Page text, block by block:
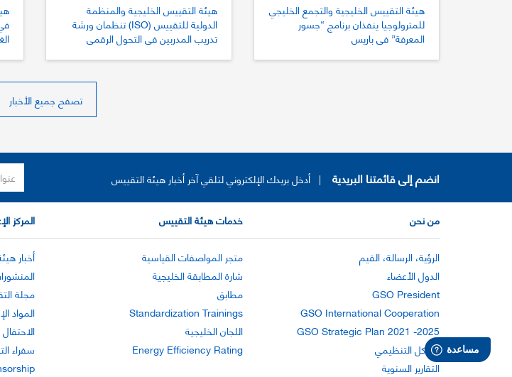
هيئة التقييس الخليجية والتجمع الخليجي
للمترولوجيا ينفذان برنامج “جسور
المعرفة” في باريس
هيئة التقييس الخليجية والمنظمة
الدولية للتقييس (ISO) تنظمان ورشة
تدريب المدربين في التحول الرقمي
تصفح جميع الأخبار
انضم إلى قائمتنا البريدية | أدخل بريدك الإلكتروني لتلقي آخر أخبار هيئة التقييس
من نحن
الرؤية، الرسالة، القيم
الدول الأعضاء
GSO President
GSO International Cooperation
GSO Strategic Plan 2021 -2025
الهيكل التنظيمي
التقارير السنوية
خدمات هيئة التقييس
متجر المواصفات القياسية
شارة المطابقة الخليجية
مطابق
Standardization Trainings
اللجان الخليجية
Energy Efficiency Rating
المركز
أخبار
مجلة
المواد
سفراء